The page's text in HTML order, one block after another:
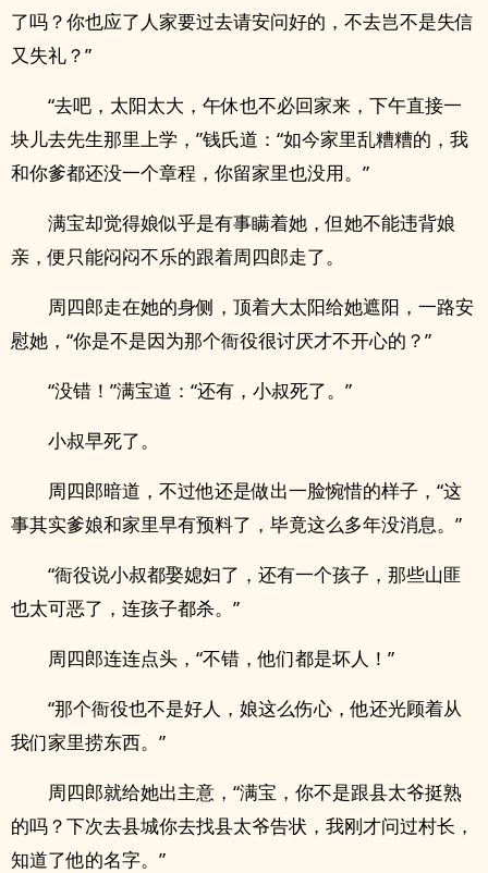
了吗？你也应了人家要过去请安问好的，不去岂不是失信
又失礼？”
“去吧，太阳太大，午休也不必回家来，下午直接一
块儿去先生那里上学，”钱氏道：“如今家里乱糟糟的，我
和你爹都还没一个章程，你留家里也没用。”
满宝却觉得娘似乎是有事瞒着她，但她不能违背娘
亲，便只能闷闷不乐的跟着周四郎走了。
周四郎走在她的身侧，顶着大太阳给她遮阳，一路安
慰她，“你是不是因为那个衙役很讨厌才不开心的？”
“没错！”满宝道：“还有，小叔死了。”
小叔早死了。
周四郎暗道，不过他还是做出一脸惋惜的样子，“这
事其实爹娘和家里早有预料了，毕竟这么多年没消息。”
“衙役说小叔都娶媳妇了，还有一个孩子，那些山匪
也太可恶了，连孩子都杀。”
周四郎连连点头，“不错，他们都是坏人！”
“那个衙役也不是好人，娘这么伤心，他还光顾着从
我们家里捞东西。”
周四郎就给她出主意，“满宝，你不是跟县太爷挺熟
的吗？下次去县城你去找县太爷告状，我刚才问过村长，
知道了他的名字。”